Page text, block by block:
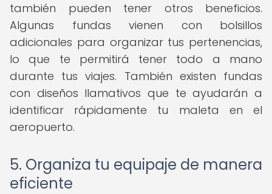
también pueden tener otros beneficios.
Algunas fundas vienen con bolsillos
adicionales para organizar tus pertenencias,
lo que te permitirá tener todo a mano
durante tus viajes. También existen fundas
con diseños llamativos que te ayudarán a
identificar rápidamente tu maleta en el
aeropuerto.
5. Organiza tu equipaje de manera
eficiente